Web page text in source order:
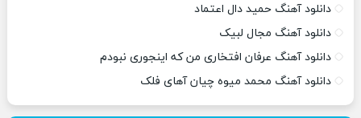
دانلود آهنگ حمید دال اعتماد
دانلود آهنگ مجال لبیک
دانلود آهنگ عرفان افتخاری من که اینجوری نبودم
دانلود آهنگ محمد میوه چیان آهای فلک